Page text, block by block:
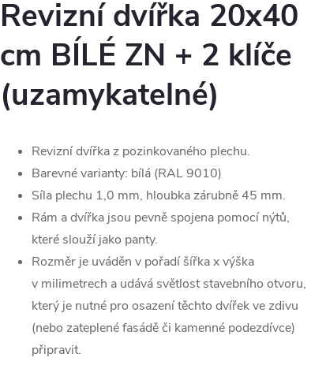
Revizní dvířka 20x40
cm BÍLÉ ZN + 2 klíče
(uzamykatelné)
Revizní dvířka z pozinkovaného plechu.
Barevné varianty: bílá (RAL 9010)
Síla plechu 1,0 mm, hloubka zárubně 45 mm.
Rám a dvířka jsou pevně spojena pomocí nýtů,
které slouží jako panty.
Rozměr je uváděn v pořadí šířka x výška
v milimetrech a udává světlost stavebního otvoru,
který je nutné pro osazení těchto dvířek ve zdivu
(nebo zateplené fasádě či kamenné podezdívce)
připravit.